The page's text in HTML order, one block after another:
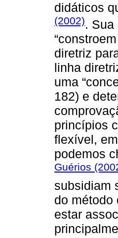
didáticos
(2002). Sua
diretriz
linha
uma
182) e
princípios
flexível,
podemos
Guérios
subsidiam
do método
estar